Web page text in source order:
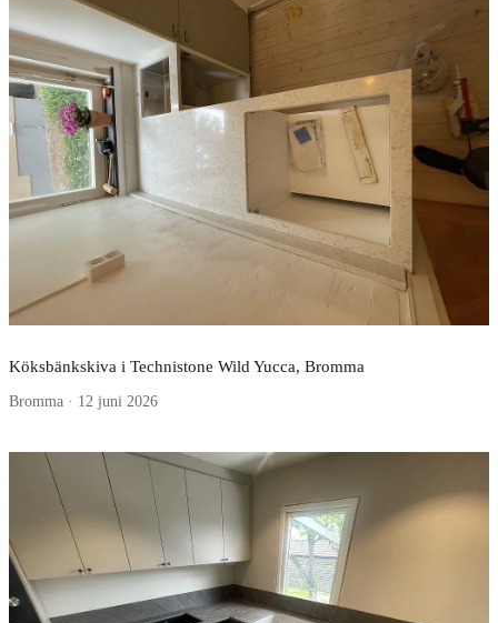
Köksbänkskiva i Technistone Wild Yucca, Bromma
Bromma · 12 juni 2026